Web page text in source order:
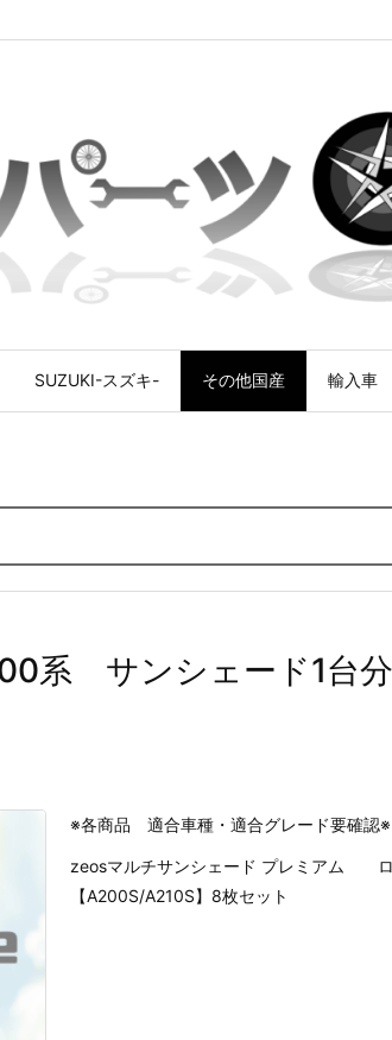
SUZUKI-スズキ- その他国産 輸入車
系 サンシェード1台分
※各商品 適合車種・適合グレード要確認※
zeosマルチサンシェード プレミアム
【A200S/A210S】8枚セット